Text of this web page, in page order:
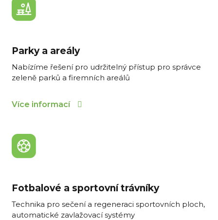
Parky a areály
Nabízíme řešení pro udržitelný přístup pro správce
zeleně parků a firemních areálů
Více informací
Fotbalové a sportovní trávníky
Technika pro sečení a regeneraci sportovních ploch,
automatické zavlažovací systémy